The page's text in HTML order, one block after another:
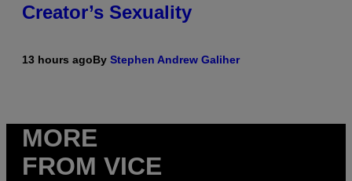
Creator’s Sexuality
13 hours agoBy Stephen Andrew Galiher
MORE
FROM VICE